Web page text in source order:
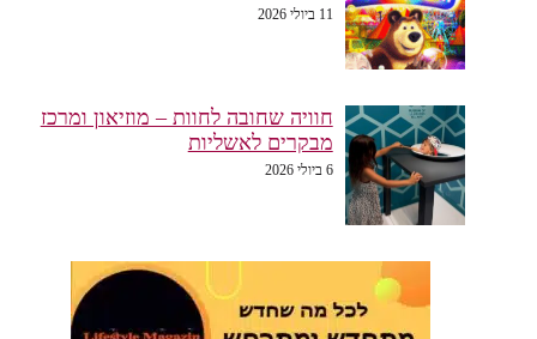
11 ביולי 2026
חוויה שחובה לחוות – מוזיאון ומרכז
מבקרים לאשליות
6 ביולי 2026